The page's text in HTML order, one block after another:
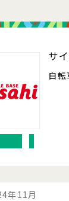
サ
自
年11月